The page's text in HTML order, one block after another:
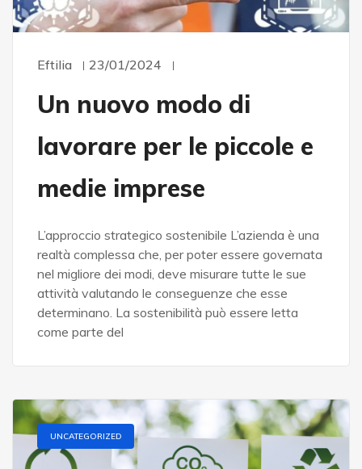
Eftilia 23/01/2024
Un nuovo modo di
lavorare per le piccole e
medie imprese
L’approccio strategico sostenibile L’azienda è una
realtà complessa che, per poter essere governata
nel migliore dei modi, deve misurare tutte le sue
attività valutando le conseguenze che esse
determinano. La sostenibilità può essere letta
come parte del
UNCATEGORIZED